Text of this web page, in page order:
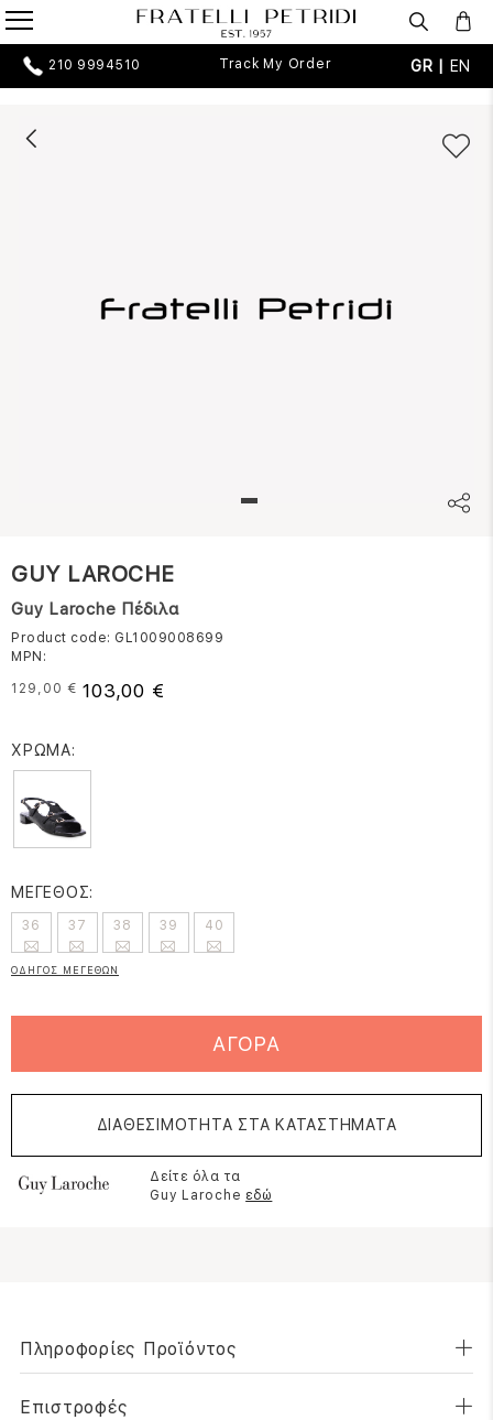
210 9994510 Track My Order GR | EN
GUY LAROCHE
Guy Laroche Πέδιλα
Product code: GL1009008699
MPN:
129,00 € 103,00 €
ΧΡΩΜΑ:
ΜΕΓΕΘΟΣ:
36 37 38 39 40
ΟΔΗΓΟΣ ΜΕΓΕΘΩΝ
ΑΓΟΡΑ
ΔΙΑΘΕΣΙΜΟΤΗΤΑ ΣΤΑ ΚΑΤΑΣΤΗΜΑΤΑ
Δείτε όλα τα
Guy Laroche εδώ
Πληροφορίες Προϊόντος
Επιστροφές